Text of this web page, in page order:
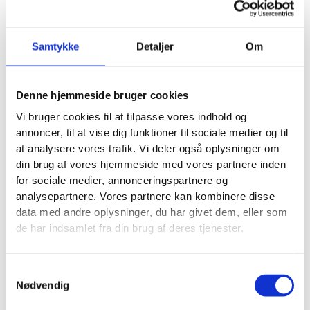
Samtykke Detaljer Om
Denne hjemmeside bruger cookies
Vi bruger cookies til at tilpasse vores indhold og
annoncer, til at vise dig funktioner til sociale medier og til
at analysere vores trafik. Vi deler også oplysninger om
din brug af vores hjemmeside med vores partnere inden
for sociale medier, annonceringspartnere og
analysepartnere. Vores partnere kan kombinere disse
data med andre oplysninger, du har givet dem, eller som
de har indsamlet fra din brug af deres tjenester.
Nødvendig
Denne konkurrence er ikke sponsoreret,
Facebook.
dækker alle de juridiske krav. Ved at bruge en
skabelon som denne beskytter du din forretning og
giver alle en god og fair oplevelse.
Pas på de dyre begynderfejl
Hos Vækster har vi set det ske igen og igen: En lokal
virksomhedsejer, der i bedste mening starter en
Facebook-konkurrence, men ender med en rød næse.
Fælderne er mange, og konsekvenserne er ikke for
virkelig kan mærkes.